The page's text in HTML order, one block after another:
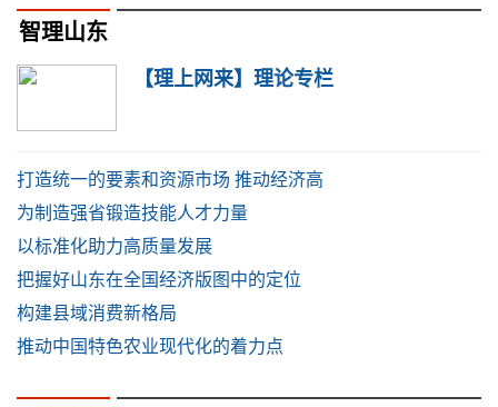
智理山东
【理上网来】理论专栏
打造统一的要素和资源市场 推动经济高
为制造强省锻造技能人才力量
以标准化助力高质量发展
把握好山东在全国经济版图中的定位
构建县域消费新格局
推动中国特色农业现代化的着力点